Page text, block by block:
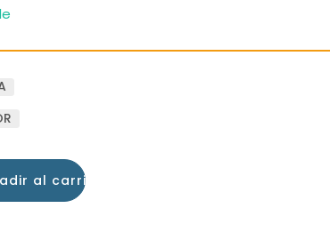
al carrito